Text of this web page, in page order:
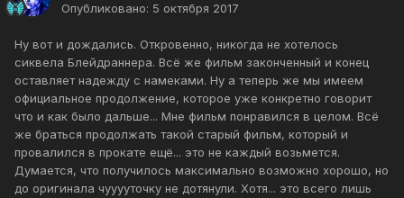
Опубликовано: 5 октября 2017
Ну вот и дождались. Откровенно, никогда не хотелось
сиквела Блейдраннера. Всё же фильм законченный и конец
оставляет надежду с намеками. Ну а теперь же мы имеем
официальное продолжение, которое уже конкретно говорит
что и как было дальше... Мне фильм понравился в целом. Всё
же браться продолжать такой старый фильм, который и
провалился в прокате ещё... это не каждый возьмется.
Думается, что получилось максимально возможно хорошо, но
до оригинала чууууточку не дотянули. Хотя... это всего лишь